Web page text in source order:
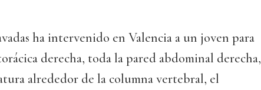
ha intervenido en Valencia a un joven para
derecha, toda la pared abdominal derecha,
alrededor de la columna vertebral, el